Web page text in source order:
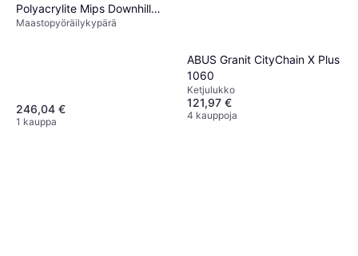
Polyacrylite Mips Downhill
Helmet Blue
Maastopyöräilykypärä
246,04 €
1 kauppa
ABUS Granit CityChain X Plus
1060
Ketjulukko
121,97 €
4 kauppoja